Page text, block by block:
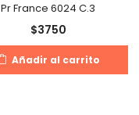
Pr France 6024 C.3
$3750
Añadir al carrito